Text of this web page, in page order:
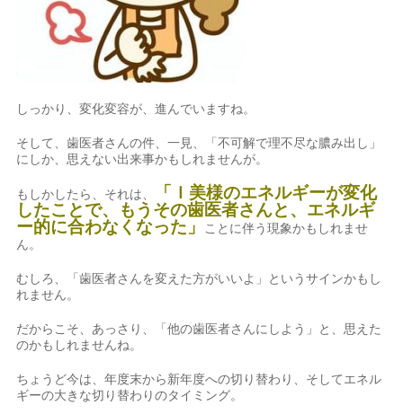
しっかり、変化変容が、進んでいますね。
そして、歯医者さんの件、一見、「不可解で理不尽な膿み出し」
にしか、思えない出来事かもしれませんが。
もしかしたら、それは、
「Ｉ美様のエネルギーが変化
したことで、もうその歯医者さんと、エネルギ
ー的に合わなくなった」
ことに伴う現象かもしれませ
ん。
むしろ、「歯医者さんを変えた方がいいよ」というサインかもし
れません。
だからこそ、あっさり、「他の歯医者さんにしよう」と、思えた
のかもしれませんね。
ちょうど今は、年度末から新年度への切り替わり、そしてエネル
ギーの大きな切り替わりのタイミング。